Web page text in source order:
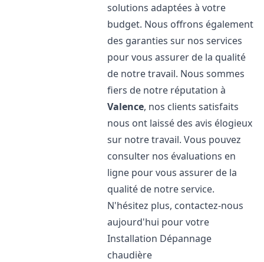
solutions adaptées à votre
budget. Nous offrons également
des garanties sur nos services
pour vous assurer de la qualité
de notre travail. Nous sommes
fiers de notre réputation à
Valence, nos clients satisfaits
nous ont laissé des avis élogieux
sur notre travail. Vous pouvez
consulter nos évaluations en
ligne pour vous assurer de la
qualité de notre service.
N'hésitez plus, contactez-nous
aujourd'hui pour votre
Installation Dépannage
chaudière